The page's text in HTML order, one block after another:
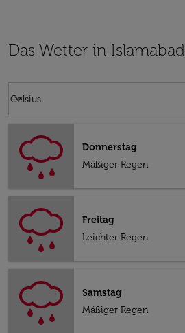
Das Wetter in Islamabad
Celsius
keyboard_arrow_down
Donnerstag
Mäßiger Regen
Freitag
Leichter Regen
Samstag
Mäßiger Regen